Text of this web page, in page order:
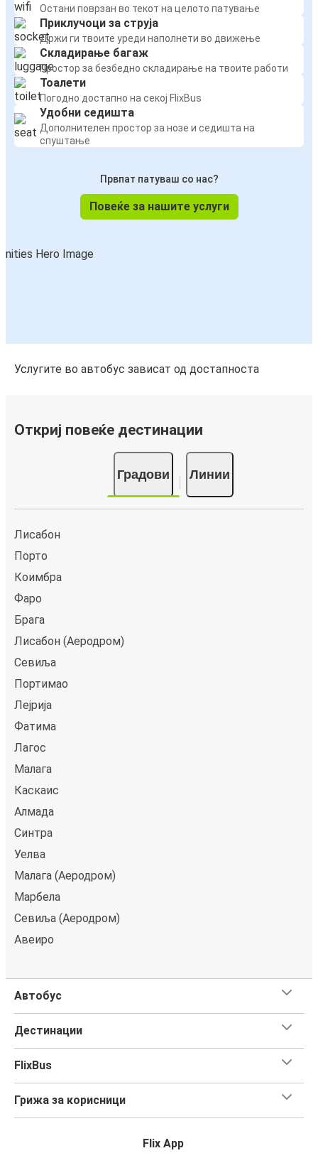
Остани поврзан во текот на целото патување
Приклучоци за струја
Држи ги твоите уреди наполнети во движење
Складирање багаж
Простор за безбедно складирање на твоите работи
Тоалети
Погодно достапно на секој FlixBus
Удобни седишта
Дополнителен простор за нозе и седишта на
спуштање
Првпат патуваш со нас?
Повеќе за нашите услуги
Услугите во автобус зависат од достапноста
Откриј повеќе дестинации
Градови Линии
Лисабон
Порто
Коимбра
Фаро
Брага
Лисабон (Аеродром)
Севиља
Портимао
Лејрија
Фатима
Лагос
Малага
Каскаис
Алмада
Синтра
Уелва
Малага (Аеродром)
Марбела
Севиља (Аеродром)
Авеиро
Автобус
Дестинации
FlixBus
Грижа за корисници
Flix App